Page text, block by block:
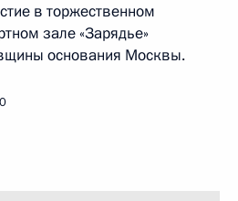
в торжественном
зале «Зарядье»
основания Москвы.